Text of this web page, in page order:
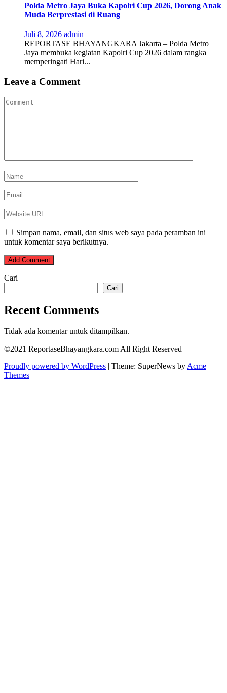
Polda Metro Jaya Buka Kapolri Cup 2026, Dorong Anak
Muda Berprestasi di Ruang
Juli 8, 2026 admin
REPORTASE BHAYANGKARA Jakarta – Polda Metro
Jaya membuka kegiatan Kapolri Cup 2026 dalam rangka
memperingati Hari...
Leave a Comment
Simpan nama, email, dan situs web saya pada peramban ini
untuk komentar saya berikutnya.
Cari
Cari
Recent Comments
Tidak ada komentar untuk ditampilkan.
©2021 ReportaseBhayangkara.com All Right Reserved
Proudly powered by WordPress
Theme: SuperNews byAcme
Themes